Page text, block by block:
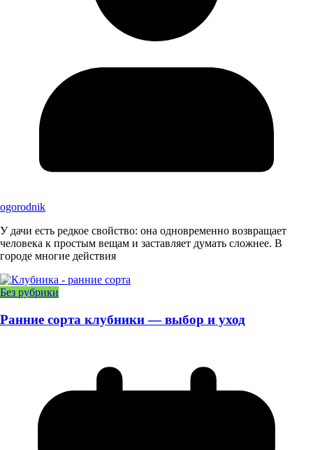
ogorodnik
У дачи есть редкое свойство: она одновременно возвращает
человека к простым вещам и заставляет думать сложнее. В
городе многие действия
Без рубрики
Ранние сорта клубники — выбор и уход